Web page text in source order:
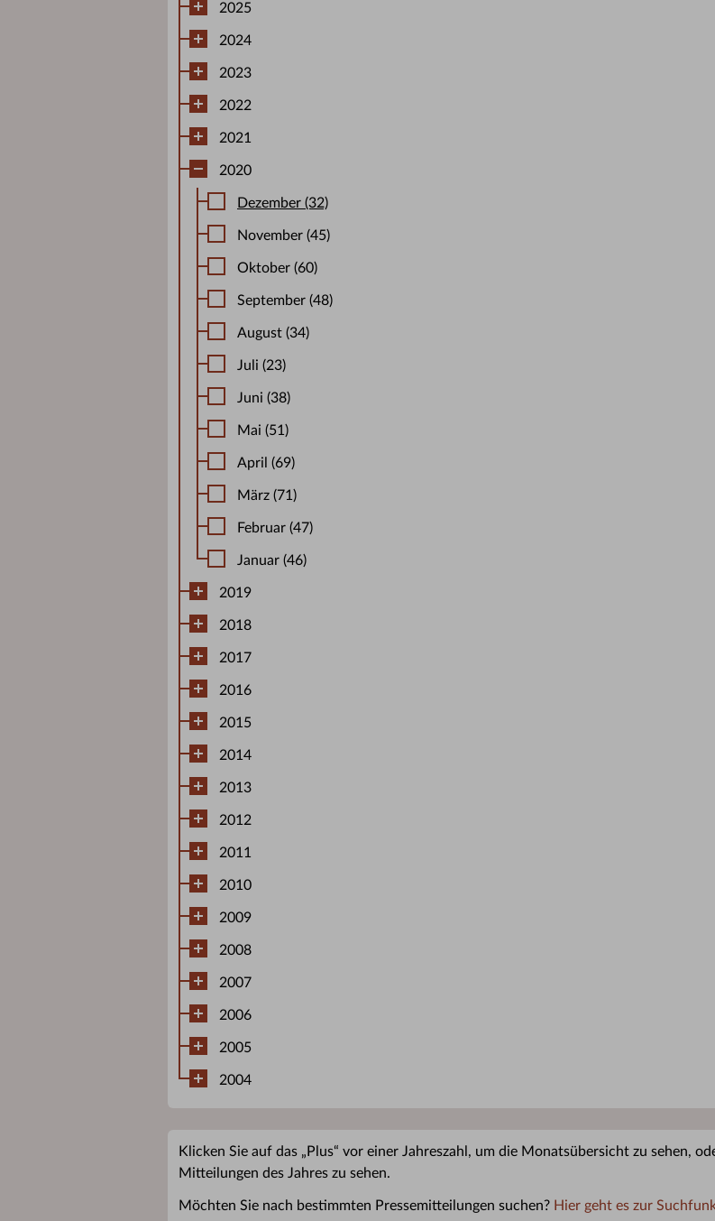
2025
2024
2023
2022
2021
2020
Dezember (32)
November (45)
Oktober (60)
September (48)
August (34)
Juli (23)
Juni (38)
Mai (51)
April (69)
März (71)
Februar (47)
Januar (46)
2019
2018
2017
2016
2015
2014
2013
2012
2011
2010
2009
2008
2007
2006
2005
2004
Klicken Sie auf das „Plus“ vor einer Jahreszahl, um die Monatsübersicht zu sehen,
Mitteilungen des Jahres zu sehen.
Möchten Sie nach bestimmten Pressemitteilungen suchen? Hier geht es zur